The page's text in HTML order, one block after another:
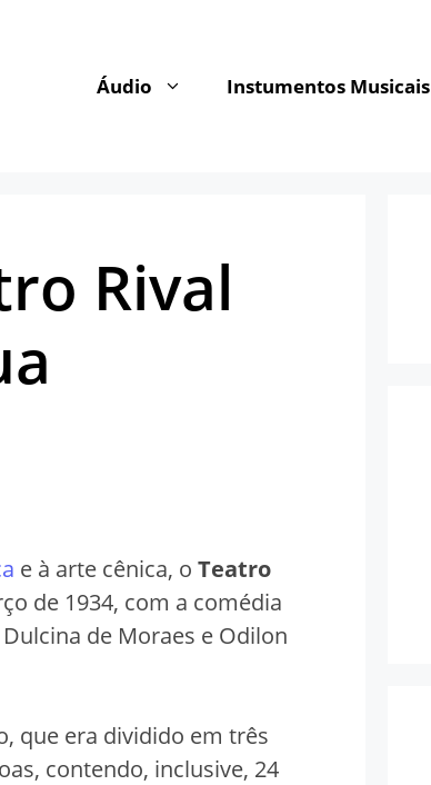
Áudio Instumentos Musicais
Rival
e à arte cênica, o Teatro
de 1934, com a comédia
de Moraes e Odilon
que era dividido em três
contendo, inclusive, 24